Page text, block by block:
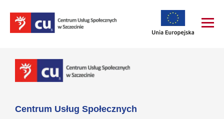
Centrum Usług Społecznych